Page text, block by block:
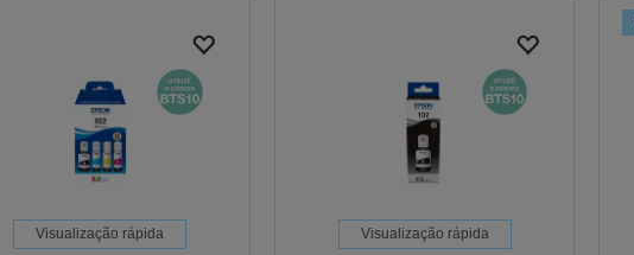
Visualização rápida Visualização rápida